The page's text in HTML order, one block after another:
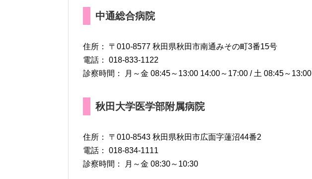
中通総合病院
住所： 〒010-8577 秋田県秋田市南通みその町3番15号
電話： 018-833-1122
診察時間： 月～金 08:45～13:00 14:00～17:00 / 土 08:45～13:00
秋田大学医学部附属病院
住所： 〒010-8543 秋田県秋田市広面字蓮沼44番2
電話： 018-834-1111
診察時間： 月～金 08:30～10:30